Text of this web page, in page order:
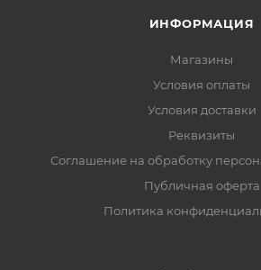
ИНФОРМАЦИЯ
Магазины
Условия оплаты
Условия доставки
Реквизиты
Соглашение на обработку
Публичная оферта
Политика